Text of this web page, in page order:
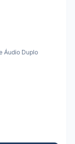
Áudio Duplo